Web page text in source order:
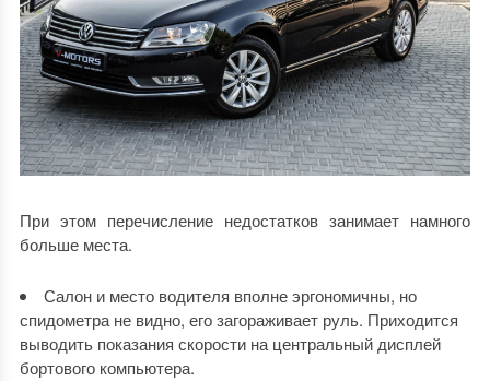
При этом перечисление недостатков занимает намного
больше места.
Салон и место водителя вполне эргономичны, но
спидометра не видно, его загораживает руль. Приходится
выводить показания скорости на центральный дисплей
бортового компьютера.